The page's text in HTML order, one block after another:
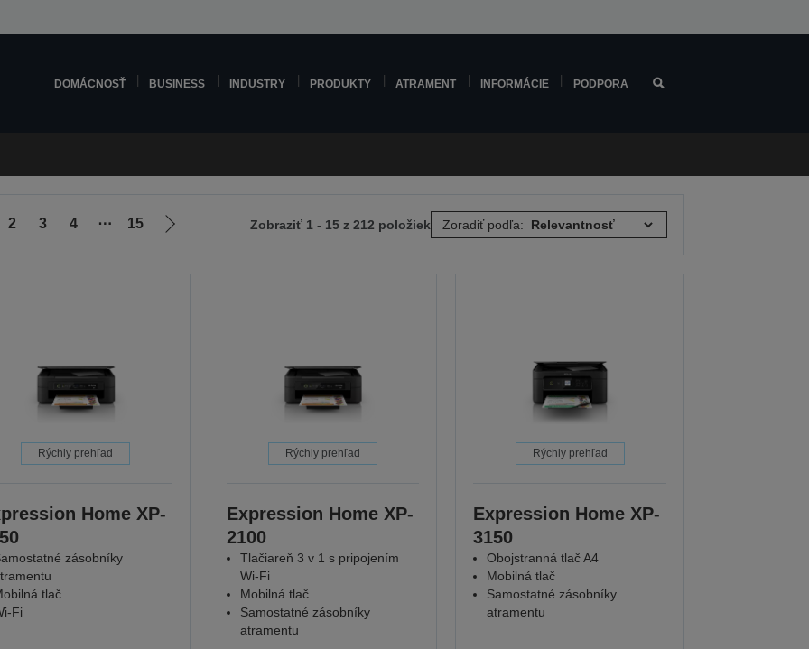
DOMÁCNOSŤ BUSINESS INDUSTRY PRODUKTY ATRAMENT INFORMÁCIE PODPORA
2 3 4 ⋯ 15
Ísť
Zobraziť 1 - 15 z 212 položiek Zoradiť podľa:
Rýchly prehľad
Home XP-
zásobníky
tlač
Fi
Rýchly prehľad
Expression Home XP-
2100
Tlačiareň 3 v 1 s pripojením
Wi-Fi
Mobilná tlač
Samostatné zásobníky
atramentu
Rýchly prehľad
Expression Home XP-
3150
Obojstranná tlač A4
Mobilná tlač
Samostatné zásobníky
atramentu